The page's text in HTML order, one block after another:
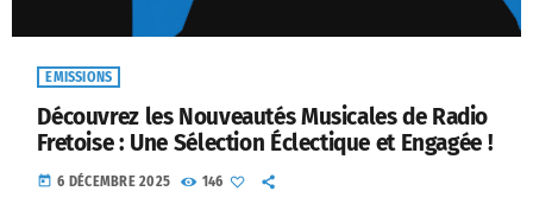
EMISSIONS
Découvrez les Nouveautés Musicales de Radio
Fretoise : Une Sélection Éclectique et Engagée !
today 6 DÉCEMBRE 2025 146